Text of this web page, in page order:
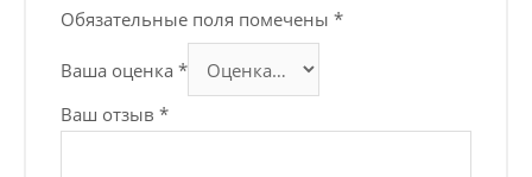
Обязательные поля помечены*
Ваша оценка*
Ваш отзыв*